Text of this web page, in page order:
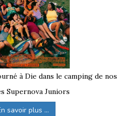
à Die dans le camping de nos
Supernova Juniors
savoir plus ...